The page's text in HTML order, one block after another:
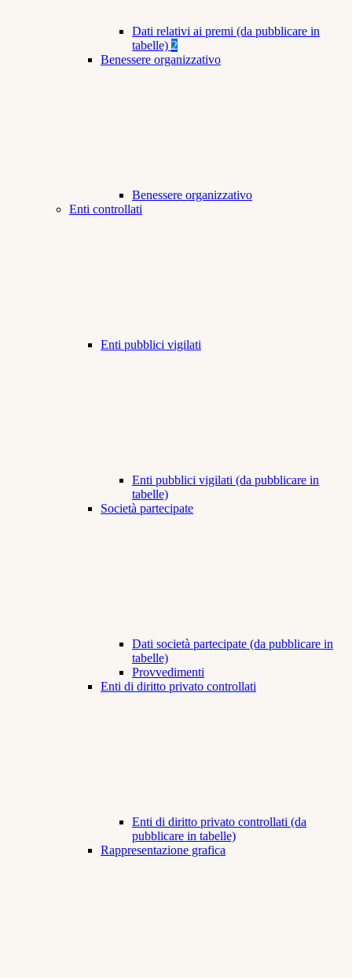
Dati relativi ai premi (da pubblicare in
tabelle) 2
Benessere organizzativo
Benessere organizzativo
Enti controllati
Enti pubblici vigilati
Enti pubblici vigilati (da pubblicare in
tabelle)
Società partecipate
Dati società partecipate (da pubblicare in
tabelle)
Provvedimenti
Enti di diritto privato controllati
Enti di diritto privato controllati (da
pubblicare in tabelle)
Rappresentazione grafica